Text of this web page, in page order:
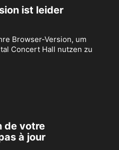
ist leider
Browser-Version, um
Concert Hall nutzen zu
de votre
à jour